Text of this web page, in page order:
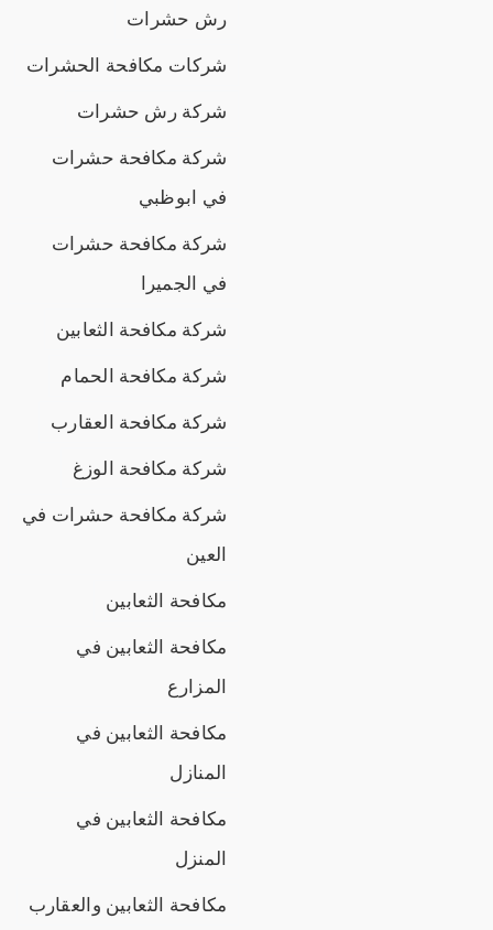
رش حشرات
شركات مكافحة الحشرات
شركة رش حشرات
شركة مكافحة حشرات
في ابوظبي
شركة مكافحة حشرات
في الجميرا
شركة مكافحة الثعابين
شركة مكافحة الحمام
شركة مكافحة العقارب
شركة مكافحة الوزغ
شركة مكافحة حشرات في
العين
مكافحة الثعابين
مكافحة الثعابين في
المزارع
مكافحة الثعابين في
المنازل
مكافحة الثعابين في
المنزل
مكافحة الثعابين والعقارب